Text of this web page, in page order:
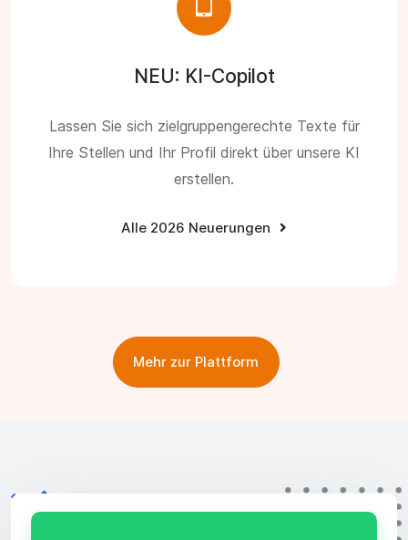
NEU: KI-Copilot
Lassen Sie sich zielgruppengerechte Texte für
Ihre Stellen und Ihr Profil direkt über unsere KI
erstellen.
Alle 2026 Neuerungen
Mehr zur Plattform